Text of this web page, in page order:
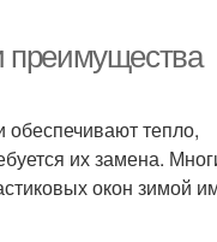
преимущества
тепло,
их замена.
окон зимой